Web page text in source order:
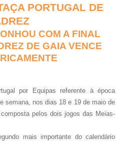
PORTUGAL DE
COM A FINAL
DE GAIA VENCE
por Equipas referente à época
semana, nos dias 18 e 19 de maio de
pelos dois jogos das Meias-
mais importante do calendário